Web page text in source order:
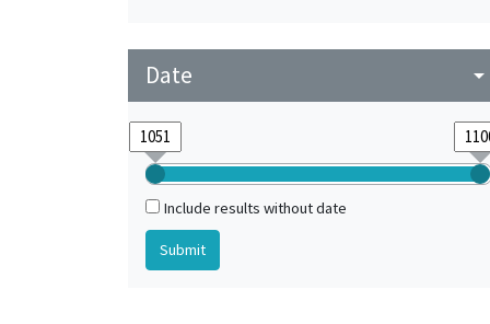
Date arrow_drop_down
Include results without date